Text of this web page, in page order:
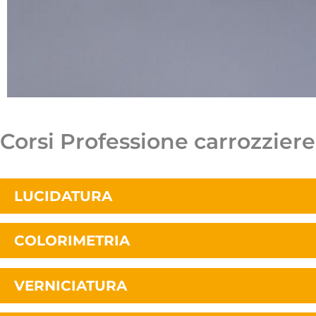
Corsi Professione
LUCIDATURA
COLORIMETRIA
VERNICIATURA